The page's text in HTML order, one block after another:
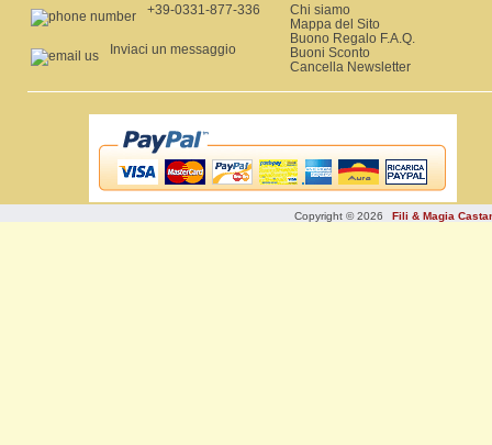
+39-0331-877-336
Inviaci un messaggio
Chi siamo
Mappa del Sito
Buono Regalo F.A.Q.
Buoni Sconto
Cancella Newsletter
Copyright © 2026 Fili & Magia